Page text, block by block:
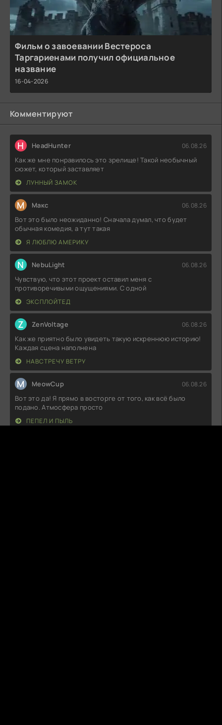
Фильм о завоевании Вестероса
Таргариенами получил официальное
название
16-04-2026
Комментируют
H HeadHunter 06.08.26
Как же мне понравилось это зрелище! Такой необычный
сюжет, который заставляет
ЛУННЫЙ ЗАМОК
М Макс 06.08.26
Вот это было неожиданно! Сначала думал, что будет
обычная комедия, а тут такая
Я ЛЮБЛЮ АМЕРИКУ
N NebuLight 06.08.26
Чувствую, что этот проект оставил меня с
противоречивыми ощущениями. С одной
ЭКСПЛОЙТЕД
Z ZenVoltage 06.08.26
Как же приятно было увидеть такую искреннюю историю!
Каждая сцена наполнена
НАВСТРЕЧУ ВЕТРУ
M MeowCup 06.08.26
Вот это да! Я прямо в восторге от того, как всё было
подано. Атмосфера просто
ПЕПЕЛ И ПЫЛЬ